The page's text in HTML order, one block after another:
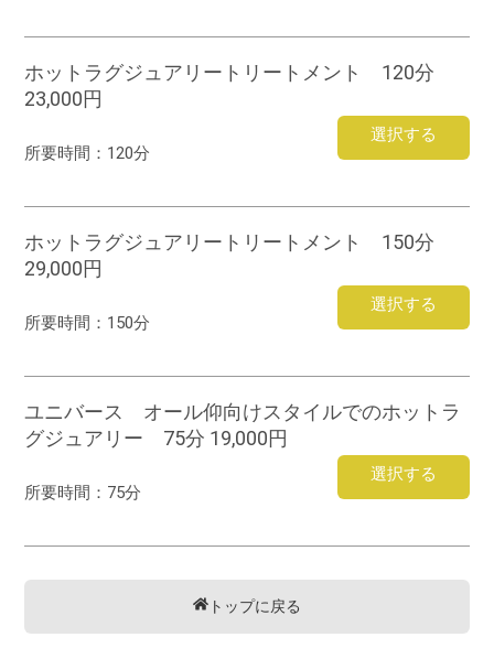
ホットラグジュアリートリートメント 120分
23,000円
選択する
所要時間： 120分
ホットラグジュアリートリートメント 150分
29,000円
選択する
所要時間： 150分
ユニバース オール仰向けスタイルでのホットラ
グジュアリー 75分 19,000円
選択する
所要時間： 75分
トップに戻る